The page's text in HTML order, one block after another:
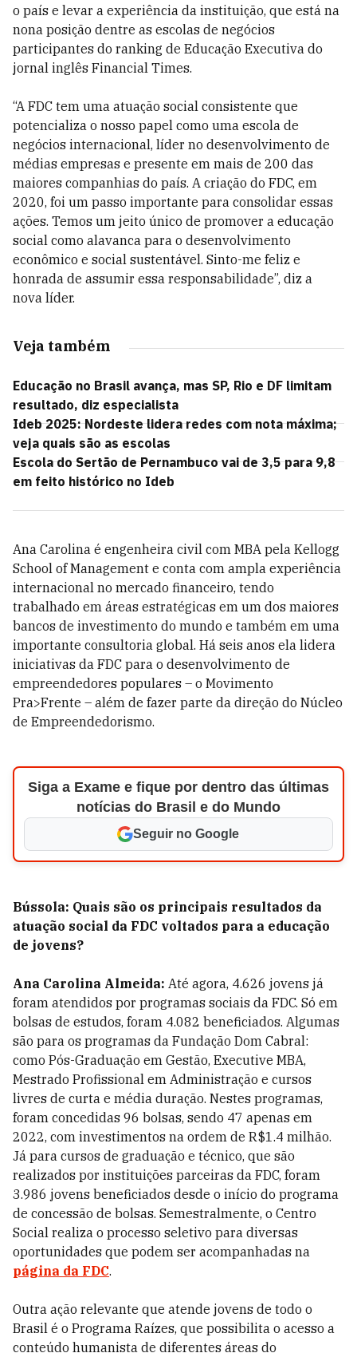
o país e levar a experiência da instituição, que está na
nona posição dentre as escolas de negócios
participantes do ranking de Educação Executiva do
jornal inglês Financial Times.
“A FDC tem uma atuação social consistente que
potencializa o nosso papel como uma escola de
negócios internacional, líder no desenvolvimento de
médias empresas e presente em mais de 200 das
maiores companhias do país. A criação do FDC, em
2020, foi um passo importante para consolidar essas
ações. Temos um jeito único de promover a educação
social como alavanca para o desenvolvimento
econômico e social sustentável. Sinto-me feliz e
honrada de assumir essa responsabilidade”, diz a
nova líder.
Veja também
Educação no Brasil avança, mas SP, Rio e DF limitam
resultado, diz especialista
Ideb 2025: Nordeste lidera redes com nota máxima;
veja quais são as escolas
Escola do Sertão de Pernambuco vai de 3,5 para 9,8
em feito histórico no Ideb
Ana Carolina é engenheira civil com MBA pela Kellogg
School of Management e conta com ampla experiência
internacional no mercado financeiro, tendo
trabalhado em áreas estratégicas em um dos maiores
bancos de investimento do mundo e também em uma
importante consultoria global. Há seis anos ela lidera
iniciativas da FDC para o desenvolvimento de
empreendedores populares – o Movimento
Pra>Frente – além de fazer parte da direção do Núcleo
de Empreendedorismo.
Siga a Exame e fique por dentro das últimas
notícias do Brasil e do Mundo
Seguir no Google
Bússola: Quais são os principais resultados da
atuação social da FDC voltados para a educação
de jovens?
Ana Carolina Almeida: Até agora, 4.626 jovens já
foram atendidos por programas sociais da FDC. Só em
bolsas de estudos, foram 4.082 beneficiados. Algumas
são para os programas da Fundação Dom Cabral:
como Pós-Graduação em Gestão, Executive MBA,
Mestrado Profissional em Administração e cursos
livres de curta e média duração. Nestes programas,
foram concedidas 96 bolsas, sendo 47 apenas em
2022, com investimentos na ordem de R$1.4 milhão.
Já para cursos de graduação e técnico, que são
realizados por instituições parceiras da FDC, foram
3.986 jovens beneficiados desde o início do programa
de concessão de bolsas. Semestralmente, o Centro
Social realiza o processo seletivo para diversas
oportunidades que podem ser acompanhadas na
página da FDC.
Outra ação relevante que atende jovens de todo o
Brasil é o Programa Raízes, que possibilita o acesso a
conteúdo humanista de diferentes áreas do